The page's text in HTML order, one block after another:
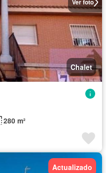
Ver foto
Chalet
280 m²
Actualizado